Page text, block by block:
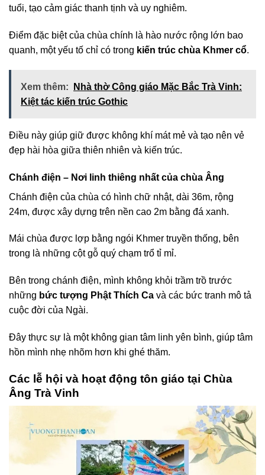
tuổi, tạo cảm giác thanh tịnh và uy nghiêm.
Điểm đặc biệt của chùa chính là hào nước rộng lớn bao
quanh, một yếu tố chỉ có trong kiến trúc chùa Khmer cổ.
Xem thêm:
Nhà thờ Công giáo Mặc Bắc Trà Vinh:
Kiệt tác kiến trúc Gothic
Điều này giúp giữ được không khí mát mẻ và tạo nên vẻ
đẹp hài hòa giữa thiên nhiên và kiến trúc.
Chánh điện – Nơi linh thiêng nhất của chùa Âng
Chánh điện của chùa có hình chữ nhật, dài 36m, rộng
24m, được xây dựng trên nền cao 2m bằng đá xanh.
Mái chùa được lợp bằng ngói Khmer truyền thống, bên
trong là những cột gỗ quý chạm trổ tỉ mỉ.
Bên trong chánh điện, mình không khỏi trầm trồ trước
những bức tượng Phật Thích Ca và các bức tranh mô tả
cuộc đời của Ngài.
Đây thực sự là một không gian tâm linh yên bình, giúp tâm
hồn mình nhẹ nhõm hơn khi ghé thăm.
Các lễ hội và hoạt động tôn giáo tại Chùa
Âng Trà Vinh